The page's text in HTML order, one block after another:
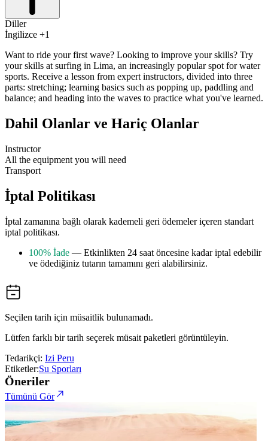
Diller
İngilizce +1
Want to ride your first wave? Looking to improve your skills? Try
your skills at surfing in Lima, an increasingly popular spot for water
sports. Receive a lesson from expert instructors, divided into three
parts: stretching; learning basics such as popping up, paddling and
balance; and heading into the waves to practice what you've learned.
Dahil Olanlar ve Hariç Olanlar
Instructor
All the equipment you will need
Transport
İptal Politikası
İptal zamanına bağlı olarak kademeli geri ödemeler içeren standart
iptal politikası.
100% İade — Etkinlikten 24 saat öncesine kadar iptal edebilir
ve ödediğiniz tutarın tamamını geri alabilirsiniz.
Seçilen tarih için müsaitlik bulunamadı.
Lütfen farklı bir tarih seçerek müsait paketleri görüntüleyin.
Tedarikçi: Izi Peru
Etiketler:Su Sporları
Öneriler
Tümünü Gör